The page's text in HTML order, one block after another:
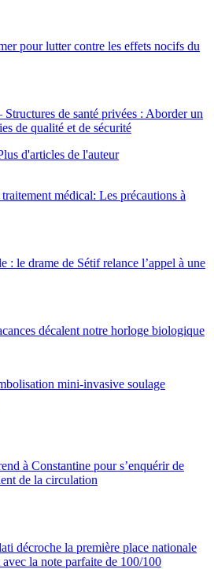
pour lutter contre les effets nocifs du
de santé privées : Aborder un
de qualité et de sécurité
d'articles de l'auteur
médical: Les précautions à
: le drame de Sétif relance l’appel à une
décalent notre horloge biologique
mini-invasive soulage
à Constantine pour s’enquérir de
de la circulation
décroche la première place nationale
la note parfaite de 100/100